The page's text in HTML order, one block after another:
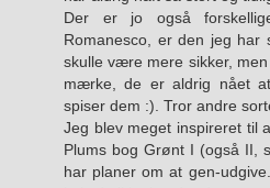
Der er jo også
Romanesco, er den jeg har
skulle være mere sikker,
mærke, de er aldrig nået
spiser dem :). Tror andre
Jeg blev meget inspireret til
Plums bog Grønt I (også II,
har planer om at gen-